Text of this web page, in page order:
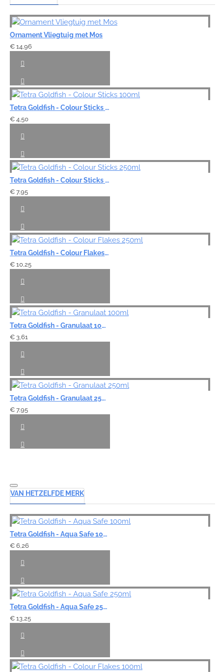
Ornament Vliegtuig met Mos
€ 14,96
Tetra Goldfish - Colour Sticks 100ml
€ 4,50
Tetra Goldfish - Colour Sticks 250ml
€ 7,95
Tetra Goldfish - Colour Flakes 250ml
€ 10,25
Tetra Goldfish - Granulaat 100ml
€ 3,61
Tetra Goldfish - Granulaat 250ml
€ 7,95
VAN HETZELFDE MERK
Tetra Goldfish - Aqua Safe 100ml
€ 6,26
Tetra Goldfish - Aqua Safe 250ml
€ 13,25